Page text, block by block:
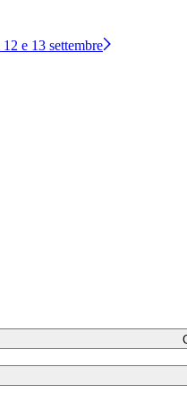
e 13 settembre